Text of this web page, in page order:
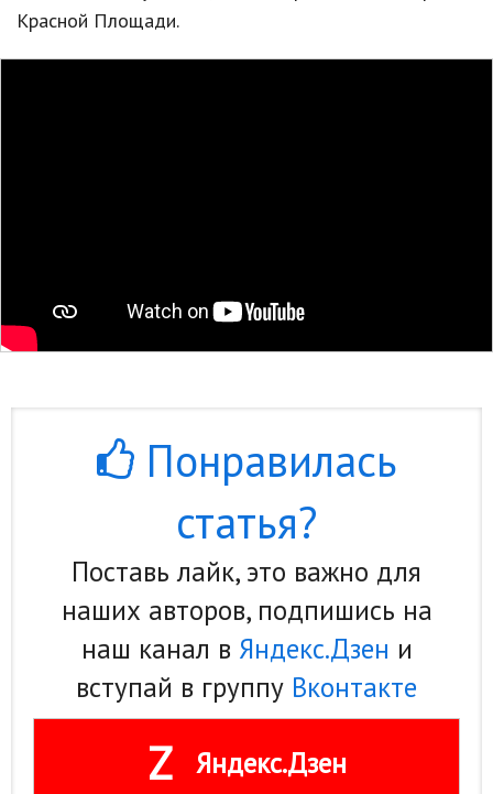
Красной Площади.
Понравилась
статья?
Поставь лайк, это важно для
наших авторов, подпишись на
наш канал в Яндекс.Дзен и
вступай в группу Вконтакте
Z Яндекс.Дзен